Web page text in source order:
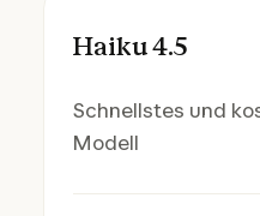
Haiku 4.5
Schnellstes und
Modell